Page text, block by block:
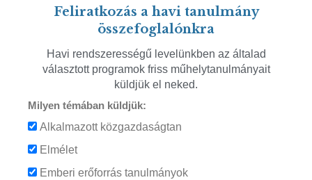
Feliratkozás a havi tanulmány
összefoglalónkra
Havi rendszerességű levelünkben az általad
választott programok friss műhelytanulmányait
küldjük el neked.
Milyen témában küldjük:
Alkalmazott közgazdaságtan
Elmélet
Emberi erőforrás tanulmányok